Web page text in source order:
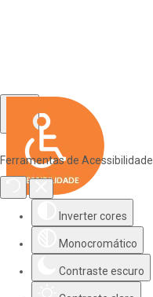
Ferramentas de Acessibilidade
Inverter cores
Monocromático
Contraste escuro